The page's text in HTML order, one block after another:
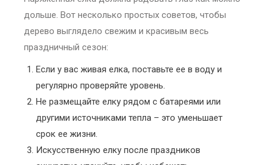
дольше. Вот несколько простых советов, чтобы
дерево выглядело свежим и красивым весь
праздничный сезон:
Если у вас живая елка, поставьте ее в воду и
регулярно проверяйте уровень.
Не размещайте елку рядом с батареями или
другими источниками тепла – это уменьшает
срок ее жизни.
Искусственную елку после праздников